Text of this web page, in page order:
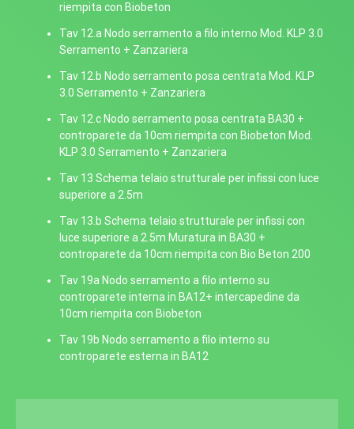
riempita con Biobeton
Tav 12.a Nodo serramento a filo interno Mod. KLP 3.0
Serramento + Zanzariera
Tav 12.b Nodo serramento posa centrata Mod. KLP
3.0 Serramento + Zanzariera
Tav 12.c Nodo serramento posa centrata BA30 +
controparete da 10cm riempita con Biobeton Mod.
KLP 3.0 Serramento + Zanzariera
Tav 13 Schema telaio strutturale per infissi con luce
superiore a 2.5m
Tav 13.b Schema telaio strutturale per infissi con
luce superiore a 2.5m Muratura in BA30 +
controparete da 10cm riempita con Bio Beton 200
Tav 19a Nodo serramento a filo interno su
controparete interna in BA12+ intercapedine da
10cm riempita con Biobeton
Tav 19b Nodo serramento a filo interno su
controparete esterna in BA12